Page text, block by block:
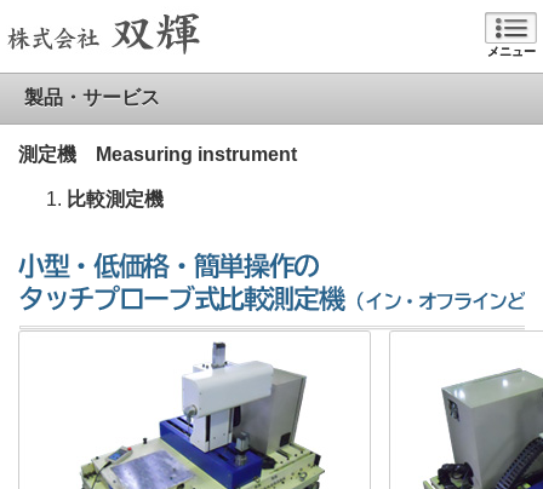
メニュー
製品・サービス
測定機 Measuring instrument
比較測定機